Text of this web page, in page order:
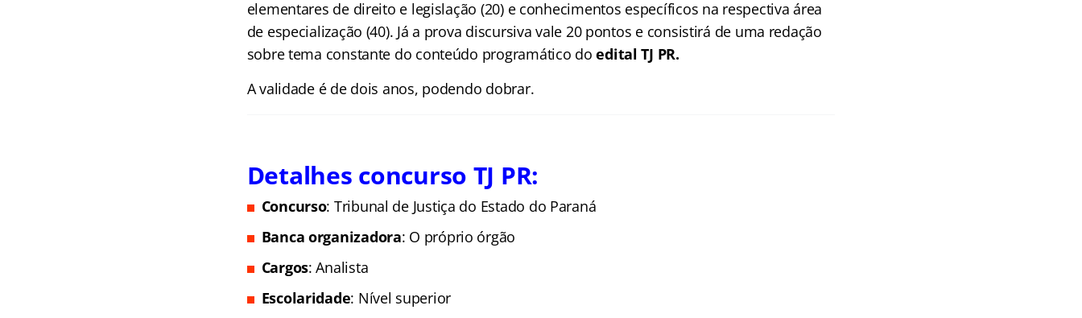
elementares de direito e legislação (20) e conhecimentos específicos na respectiva área
de especialização (40). Já a prova discursiva vale 20 pontos e consistirá de uma redação
sobre tema constante do conteúdo programático do edital TJ PR.
A validade é de dois anos, podendo dobrar.
Detalhes concurso TJ PR:
Concurso: Tribunal de Justiça do Estado do Paraná
Banca organizadora: O próprio órgão
Cargos: Analista
Escolaridade: Nível superior